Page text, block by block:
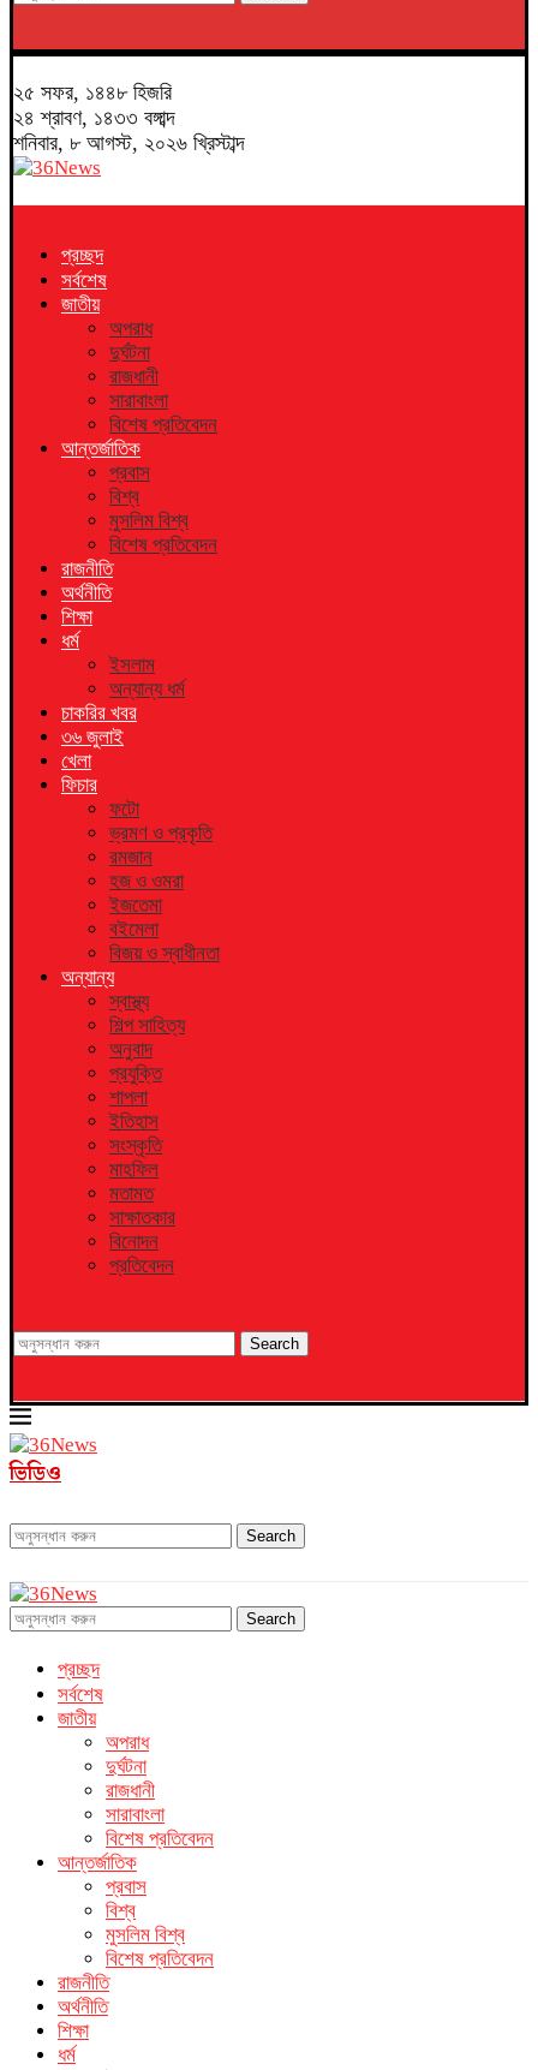
২৫ সফর, ১৪৪৮ হিজরি
২৪ শ্রাবণ, ১৪৩৩ বঙ্গাব্দ
শনিবার, ৮ আগস্ট, ২০২৬ খ্রিস্টাব্দ
প্রচ্ছদ
সর্বশেষ
জাতীয়
অপরাধ
দুর্ঘটনা
রাজধানী
সারাবাংলা
বিশেষ প্রতিবেদন
আন্তর্জাতিক
প্রবাস
বিশ্ব
মুসলিম বিশ্ব
বিশেষ প্রতিবেদন
রাজনীতি
অর্থনীতি
শিক্ষা
ধর্ম
ইসলাম
অন্যান্য ধর্ম
চাকরির খবর
৩৬ জুলাই
খেলা
ফিচার
ফটো
ভ্রমণ ও প্রকৃতি
রমজান
হজ ও ওমরা
ইজতেমা
বইমেলা
বিজয় ও স্বাধীনতা
অন্যান্য
স্বাস্থ্য
শিল্প সাহিত্য
অনুবাদ
প্রযুক্তি
শাপলা
ইতিহাস
সংস্কৃতি
মাহফিল
মতামত
সাক্ষাতকার
বিনোদন
প্রতিবেদন
Search
ভিডিও
Search
Search
প্রচ্ছদ
সর্বশেষ
জাতীয়
অপরাধ
দুর্ঘটনা
রাজধানী
সারাবাংলা
বিশেষ প্রতিবেদন
আন্তর্জাতিক
প্রবাস
বিশ্ব
মুসলিম বিশ্ব
বিশেষ প্রতিবেদন
রাজনীতি
অর্থনীতি
শিক্ষা
ধর্ম